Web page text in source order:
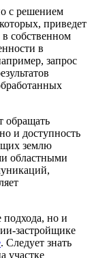
с решением
приведет
собственном
в
запрос
обращать
и доступность
землю
областными
подхода, но и
застройщике
. Следует знать
участке